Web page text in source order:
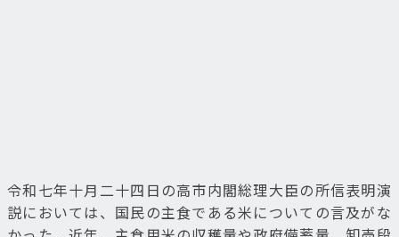
令和七年十月二十四日の高市内閣総理大臣の所信表明演
説においては、国民の主食である米についての言及がな